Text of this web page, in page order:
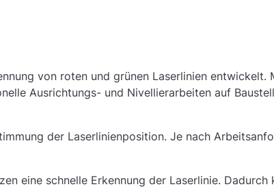
von roten und grünen Laserlinien entwickelt.
Ausrichtungs- und Nivellierarbeiten auf
der Laserlinienposition. Je nach
eine schnelle Erkennung der Laserlinie. Dadurch